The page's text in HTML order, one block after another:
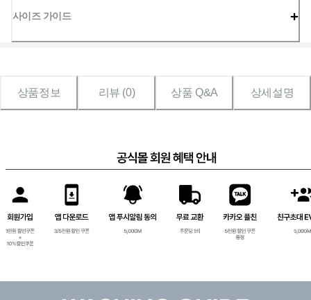
사이즈 가이드
상품정보 리뷰 (0) 상품 Q&A 상세설명